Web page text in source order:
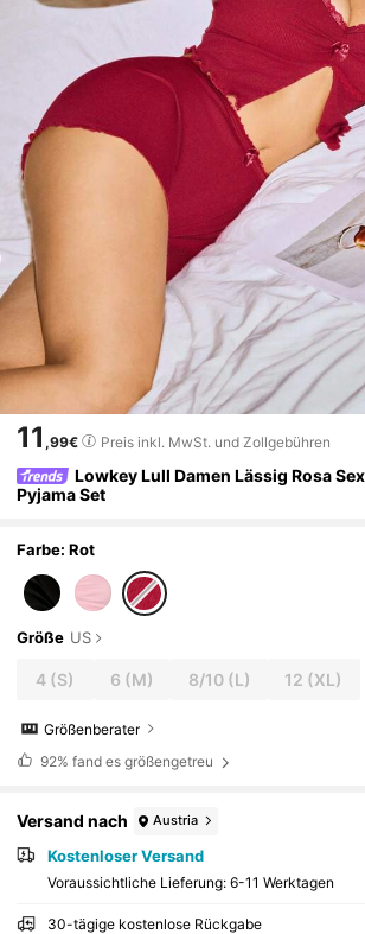
11 ,99€ Preis inkl. MwSt. und Zollgebühren
Lowkey Lull Damen Lässig Rosa
Pyjama Set
Farbe: Rot
Größe US
4 (S) 6 (M) 8/10(L) 12 (XL)
Größenberater
92% fand es größengetreu
Versand nach Austria
Kostenloser Versand
Voraussichtliche Lieferung: 6-11 Werktagen
30-tägige kostenlose Rückgabe